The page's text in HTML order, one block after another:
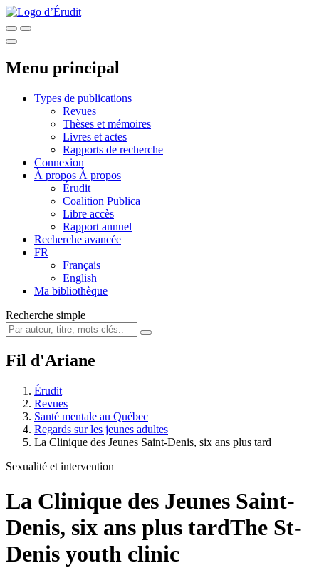
Menu principal
Types de publications
Revues
Thèses et mémoires
Livres et actes
Rapports de recherche
Connexion
À propos À propos
Érudit
Coalition Publica
Libre accès
Rapport annuel
Recherche avancée
FR
Français
English
Ma bibliothèque
Recherche simple
Fil d'Ariane
Érudit
Revues
Santé mentale au Québec
Regards sur les jeunes adultes
La Clinique des Jeunes Saint-Denis, six ans plus tard
Sexualité et intervention
La Clinique des Jeunes Saint-
Denis, six ans plus tardThe St-
Denis youth clinic